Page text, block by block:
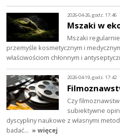
2026-04-26, godz. 17:46
Mszaki w
Mszaki
przemyśle kosmetycznym i
właściwościom chłonnym i
2026-04-19, godz. 17:42
Czy
subiektywne
dyscypliny naukowe z własnymi
badać… » więcej